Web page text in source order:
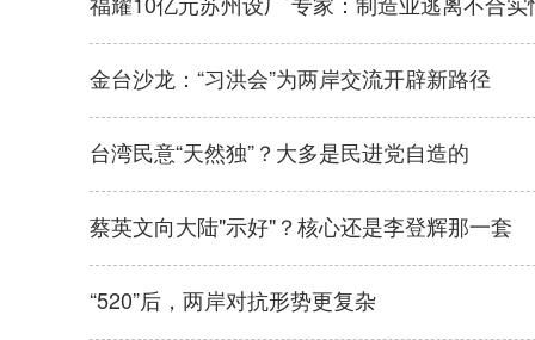
金台沙龙：“习洪会”为两岸交流开辟新路径
台湾民意“天然独”？大多是民进党自造的
蔡英文向大陆"示好"？核心还是李登辉那一套
“520”后，两岸对抗形势更复杂